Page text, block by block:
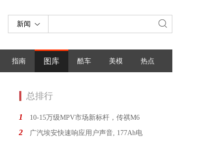
新闻
指南 图库 酷车 美模 热点
总排行
1 10-15万级MPV市场新标杆，传祺M6
2 广汽埃安快速响应用户声音, 177Ah电